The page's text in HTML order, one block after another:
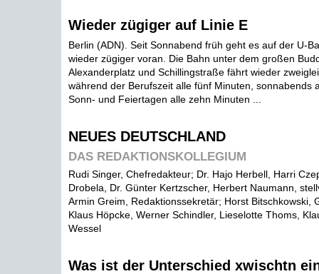
Wieder zügiger auf Linie E
Berlin (ADN). Seit Sonnabend früh geht es auf der U-
wieder zügiger voran. Die Bahn unter dem großen
Alexanderplatz und Schillingstraße fährt wieder
während der Berufszeit alle fünf Minuten, sonnabends
Sonn- und Feiertagen alle zehn Minuten ...
NEUES DEUTSCHLAND
DAS REDAKTIONSKOLLEGIUM
Rudi Singer, Chefredakteur; Dr. Hajo Herbell, Harri
Drobela, Dr. Günter Kertzscher, Herbert Naumann,
Armin Greim, Redaktionssekretär; Horst Bitschkowski,
Klaus Höpcke, Werner Schindler, Lieselotte Thoms,
Wessel
Was ist der Unterschied xwischtn